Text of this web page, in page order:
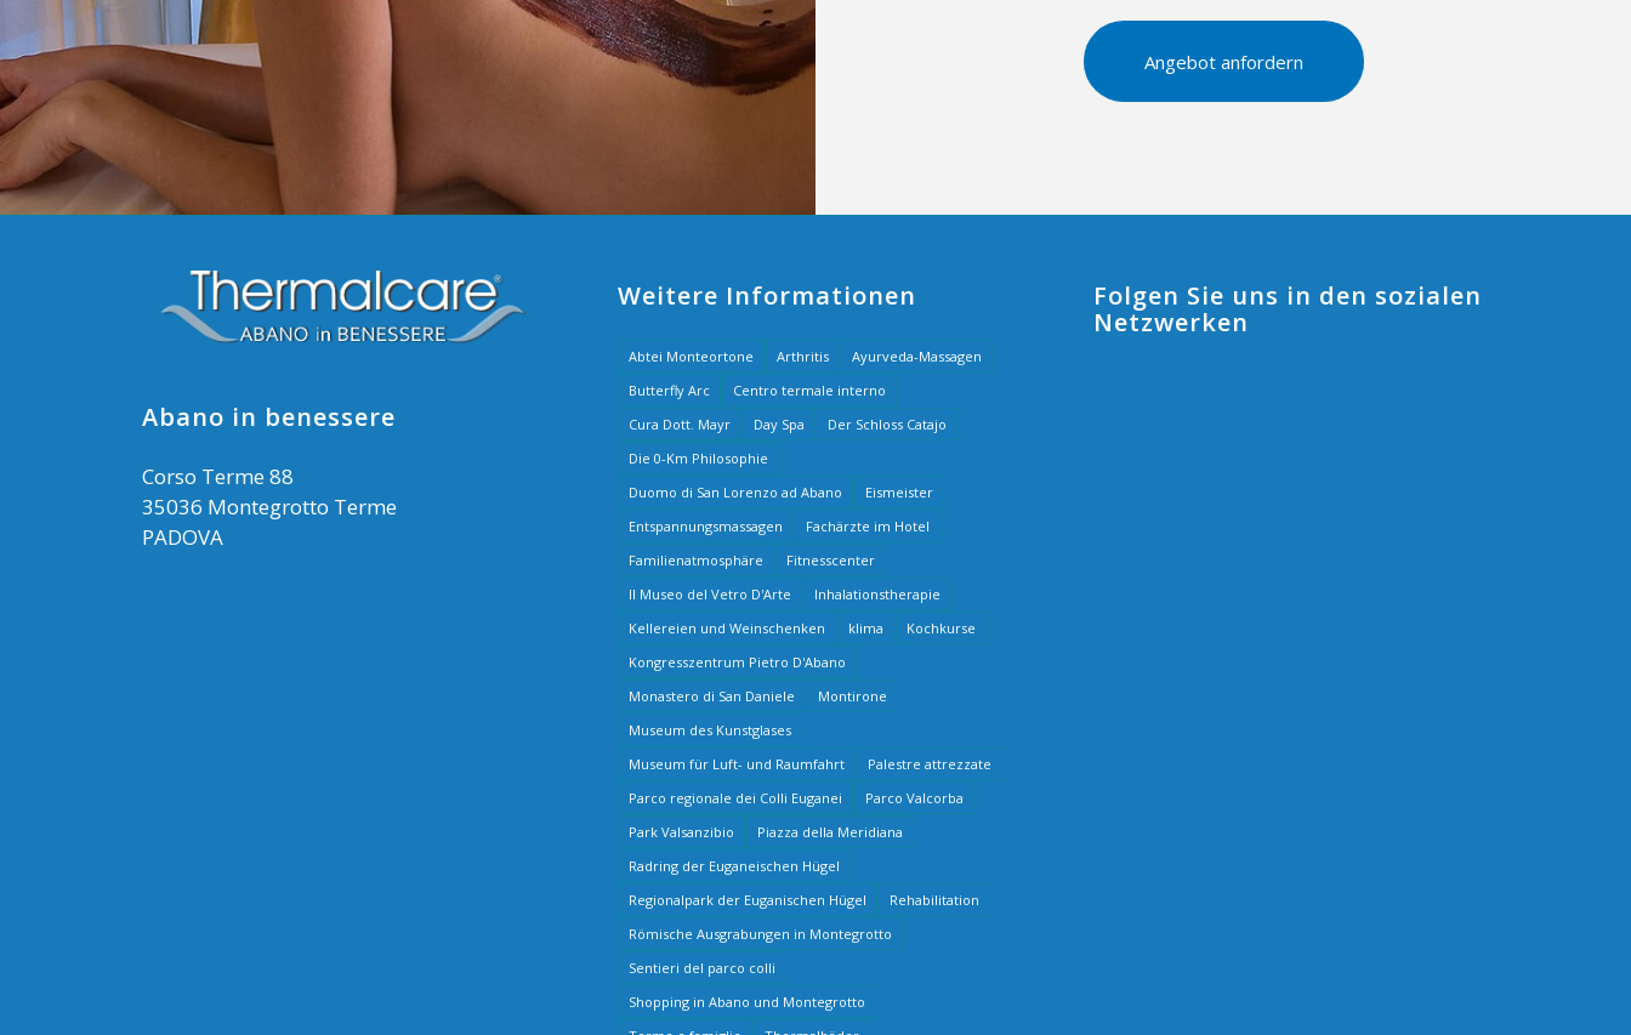
Angebot anfordern
Abano in benessere
Corso Terme 88
35036 Montegrotto Terme
PADOVA
Weitere Informationen
Abtei Monteortone Arthritis
Ayurveda-Massagen
Butterfly Arc
Centro termale interno
Cura Dott. Mayr
Day Spa
Der Schloss Catajo
Die 0-Km Philosophie
Duomo di San Lorenzo ad Abano
Eismeister
Entspannungsmassagen
Fachärzte im Hotel
Familienatmosphäre
Fitnesscenter
Il Museo del Vetro D'Arte
Inhalationstherapie
Kellereien und Weinschenken
klima
Kochkurse
Kongresszentrum Pietro D'Abano
Monastero di San Daniele
Montirone
Museum des Kunstglases
Museum für Luft- und Raumfahrt
Palestre attrezzate
Parco regionale dei Colli Euganei
Parco Valcorba
Park Valsanzibio
Piazza della Meridiana
Radring der Euganeischen Hügel
Regionalpark der Euganischen Hügel
Rehabilitation
Römische Ausgrabungen in Montegrotto
Sentieri del parco colli
Shopping in Abano und Montegrotto
Folgen Sie uns in den sozialen
Netzwerken